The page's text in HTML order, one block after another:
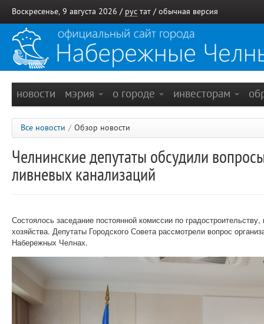
Воскресенье, 9 августа 2026 / рус тат / обычная версия
новости мэрия о городе инвесторам
Все новости / Обзор новости
Челнинские депутаты обсудили
ливневых канализаций
Состоялось заседание постоянной комиссии по
хозяйства. Депутаты Городского Совета рассмотрели вопрос
Набережных Челнах.